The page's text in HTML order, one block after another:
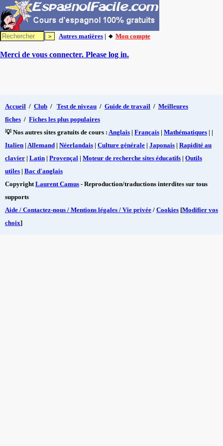
Autres matières | 🔸 Mon compte
Merci de vous connecter. Please log in.
Accueil / Club / Test de niveau / Guide de travail / Meilleures
fiches / Fiches les plus populaires
💡 Nos autres sites gratuits de cours : Anglais | Français | Mathématiques | |
Italien | Allemand | Néerlandais | Culture générale | Japonais | Rapidité au
clavier | Latin | Provençal | Moteur de recherche sites éducatifs | Outils
utiles | Bac d'anglais
CopyrightLaurent Camus - Reproduction/traductions interdites sur tous
supports
Aide / Contactez-nous / Mentions légales / Vie privée / Cookies [Modifier vos
choix]